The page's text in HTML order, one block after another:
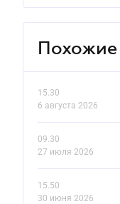
Похожие
15.30
6 августа 2026
09.30
27 июля 2026
15.50
30 июня 2026